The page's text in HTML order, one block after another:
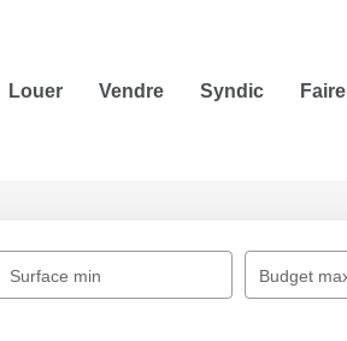
Louer Vendre Syndic
Surface min Budget